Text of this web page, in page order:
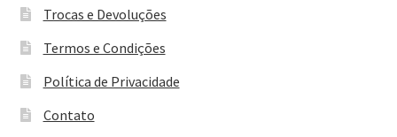
Trocas e Devoluções
Termos e Condições
Política de Privacidade
Contato